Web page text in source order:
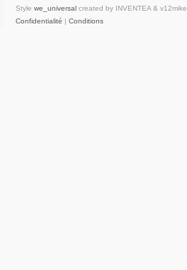
Style we_universal created by INVENTEA & v12mike
Confidentialité | Conditions